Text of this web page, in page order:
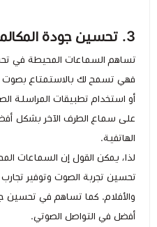
3. تحسين جودة المكالمات الصوتية
تساهم السماعات المحيطة في
فهي تسمح لك بالاستمتاع بصوت
أو استخدام تطبيقات المراسلة
على سماع الطرف الآخر بشكل
الهاتفية.
لذا، يمكن القول إن السماعات
تحسين تجربة الصوت وتوفير
والأفلام. كما تساهم في تحسين
أفضل في التواصل الصوتي.